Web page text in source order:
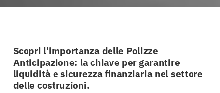
Scopri l'importanza delle Polizze
Anticipazione: la chiave per garantire
liquidità e sicurezza finanziaria nel settore
delle costruzioni.